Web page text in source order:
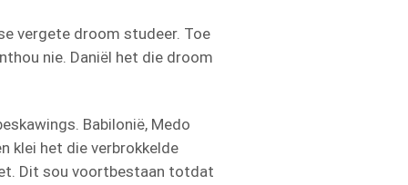
vergete droom studeer. Toe
nie. Daniël het die droom
Babilonië, Medo
klei het die verbrokkelde
Dit sou voortbestaan totdat